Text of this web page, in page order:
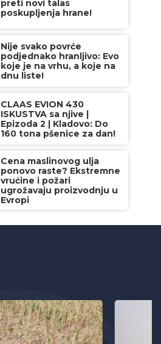
preti novi talas
poskupljenja hrane!
Nije svako povrće
podjednako hranljivo: Evo
koje je na vrhu, a koje na
dnu liste!
CLAAS EVION 430
ISKUSTVA sa njive |
Epizoda 2 | Kladovo: Do
160 tona pšenice za dan!
Cena maslinovog ulja
ponovo raste? Ekstremne
vrućine i požari
ugrožavaju proizvodnju u
Evropi